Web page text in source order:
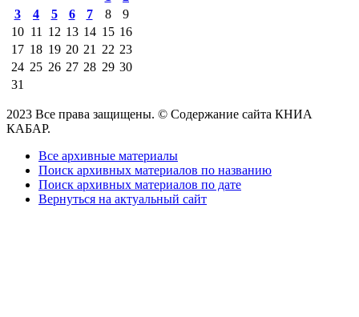
3
4 5 6 7 8
9
10 11 12 13 14 15 16
17 18 19 20 21 22 23
24 25 26 27 28 29 30
31
2023 Все права защищены. © Содержание сайта КНИА
КАБАР.
Все архивные материалы
Поиск архивных материалов по названию
Поиск архивных материалов по дате
Вернуться на актуальный сайт